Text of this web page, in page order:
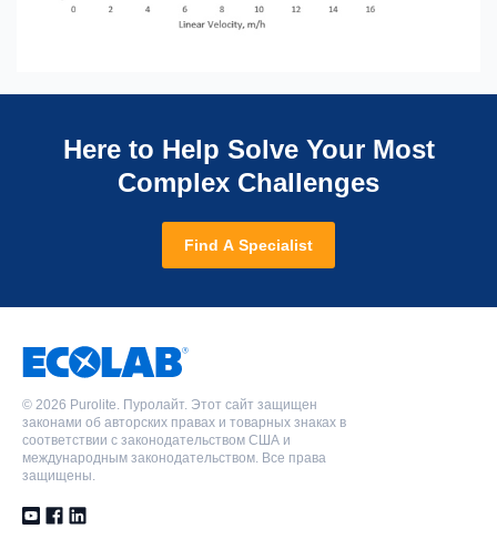
Here to Help Solve Your Most
Complex Challenges
Find A Specialist
© 2026 Purolite. Пуролайт. Этот сайт защищен
законами об авторских правах и товарных знаках в
соответствии с законодательством США и
международным законодательством. Все права
защищены.